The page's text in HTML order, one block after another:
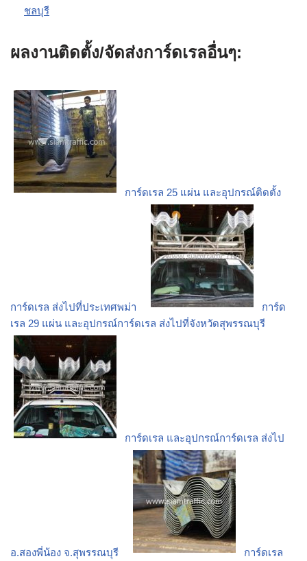
ชลบุรี
ผลงานติดตั้ง/จัดส่งการ์ดเรลอื่นๆ:
การ์ดเรล 25 แผ่น และอุปกรณ์ติดตั้ง
การ์ดเรล ส่งไปที่ประเทศพม่า
การ์ด
เรล 29 แผ่น และอุปกรณ์การ์ดเรล ส่งไปที่จังหวัดสุพรรณบุรี
การ์ดเรล และอุปกรณ์การ์ดเรล ส่งไป
อ.สองพี่น้อง จ.สุพรรณบุรี
การ์ดเรล